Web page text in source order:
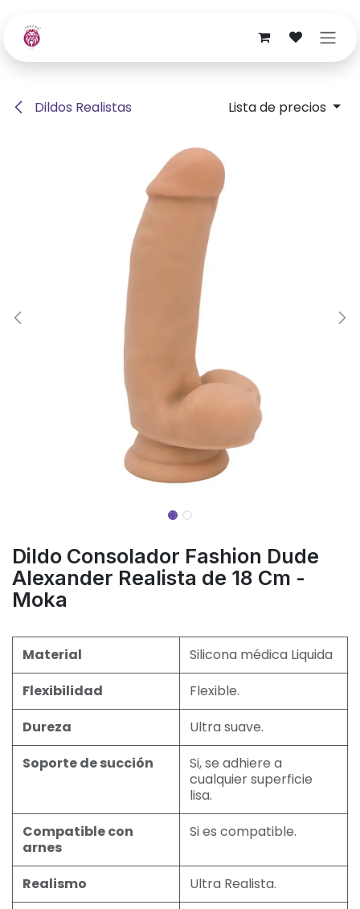
Dildos Realistas Lista de precios
Dildo Consolador Fashion Dude
Alexander Realista de 18 Cm -
Moka
Material
Silicona médica Liquida
Flexibilidad
Flexible.
Dureza
Ultra suave.
Soporte de succión
Si, se adhiere a
cualquier superficie
lisa.
Compatible con
arnes
Si es compatible.
Realismo
Ultra Realista.